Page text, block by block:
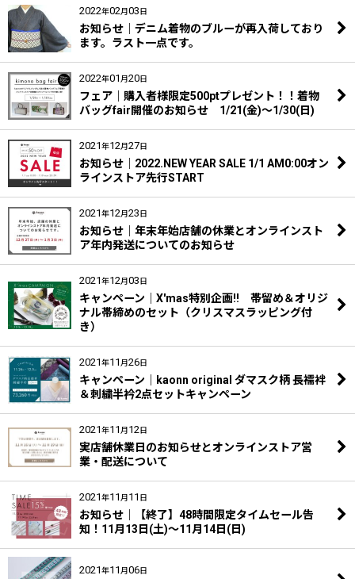
2022年02月03 日
お知らせ｜デニム着物のブルーが再入荷しており
ます。ラスト一点です。
2022年01 月20日
フェア｜購入者様限定500ptプレゼント！！着物
バッグfair開催のお知らせ 1/21(金)～1/30(日)
2021年12月27日
お知らせ｜2022.NEW YEAR SALE 1/1 AM0:00オン
ラインストア先行START
2021年12月23 日
お知らせ｜年末年始店舗の休業とオンラインスト
ア年内発送についてのお知らせ
2021年12月03 日
キャンペーン｜X'mas特別企画‼ 帯留め＆オリジ
ナル帯締めのセット（クリスマスラッピング付
き）
2021年11 月26日
キャンペーン｜kaonn original ダマスク柄 長襦袢
＆刺繍半衿2点セットキャンペーン
2021年11 月 12 日
実店舗休業日のお知らせとオンラインストア営
業・配送について
2021年11 月 11 日
お知らせ｜【終了】48時間限定タイムセール告
知！11月13日(土)～11月14日(日)
2021年11 月06日